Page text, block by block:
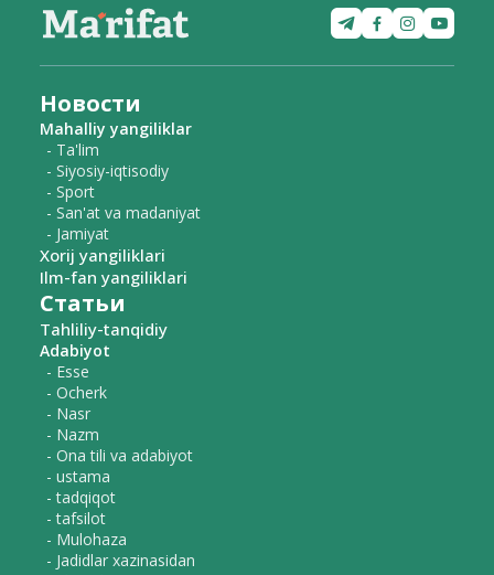
Новости
Mahalliy yangiliklar
- Ta'lim
- Siyosiy-iqtisodiy
- Sport
- San'at va madaniyat
- Jamiyat
Xorij yangiliklari
Ilm-fan yangiliklari
Статьи
Tahliliy-tanqidiy
Adabiyot
- Esse
- Ocherk
- Nasr
- Nazm
- Ona tili va adabiyot
- ustama
- tadqiqot
- tafsilot
- Mulohaza
- Jadidlar xazinasidan